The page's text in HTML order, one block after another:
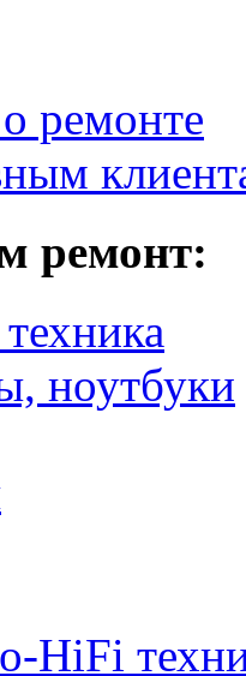
ремонте
ремонт:
ноутбуки
HiFi